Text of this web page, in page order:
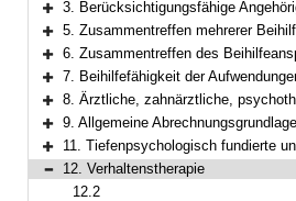
Bereich erweitern
3. Berücksichtigungsfähige
Bereich erweitern
5. Zusammentreffen mehrerer
Bereich erweitern
6. Zusammentreffen des
Bereich erweitern
7. Beihilfefähigkeit der
Bereich erweitern
8. Ärztliche, zahnärztliche, psychotherapeutische
Bereich erweitern
9. Allgemeine Abrechnungsgrundlagen für
Bereich erweitern
11. Tiefenpsychologisch fundierte und
Bereich reduzieren
12. Verhaltenstherapie
12.2